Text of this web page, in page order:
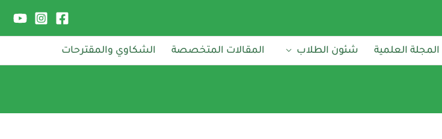
المجلة العلمية شئون الطلاب المقالات المتخصصة الشكاوي والمقترحات